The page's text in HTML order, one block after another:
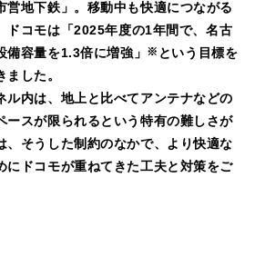
営地下鉄」。移動中も快適につながる
ドコモは「2025年度の1年間で、名古
容量を1.3倍に増強」 ※ という目標を
した。
ル内は、地上と比べてアンテナなどの
ースが限られるという特有の難しさが
、そうした制約のなかで、より快適な
にドコモが重ねてきた工夫と対策をご